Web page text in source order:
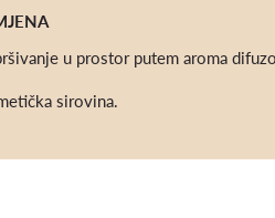
u prostor putem aroma
sirovina.